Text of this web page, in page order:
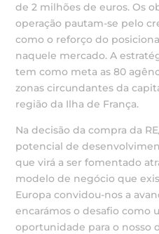
de 2 milhões de euros. Os
operação pautam-se pelo
como o reforço do
naquele mercado. A
tem como meta as 80
zonas circundantes da
região da Ilha de França.
Na decisão da compra da
potencial de
que virá a ser fomentado
modelo de negócio que
Europa convidou-nos a
encarámos o desafio como
oportunidade para o nosso